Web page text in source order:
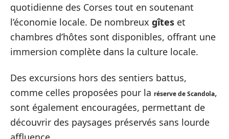
quotidienne des Corses tout en soutenant
l’économie locale. De nombreux gîtes et
chambres d’hôtes sont disponibles, offrant une
immersion complète dans la culture locale.
Des excursions hors des sentiers battus,
comme celles proposées pour la réserve de Scandola,
sont également encouragées, permettant de
découvrir des paysages préservés sans lourde